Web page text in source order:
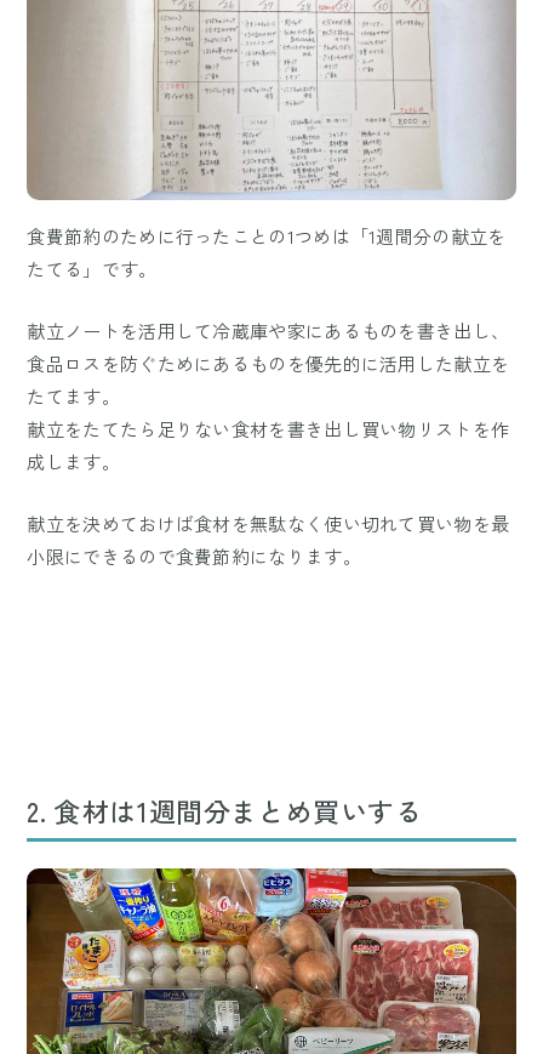
食費節約のために行ったことの1つめは「1週間分の献立を
たてる」です。
献立ノートを活用して冷蔵庫や家にあるものを書き出し、
食品ロスを防ぐためにあるものを優先的に活用した献立を
たてます。
献立をたてたら足りない食材を書き出し買い物リストを作
成します。
献立を決めておけば食材を無駄なく使い切れて買い物を最
小限にできるので食費節約になります。
2. 食材は1週間分まとめ買いする